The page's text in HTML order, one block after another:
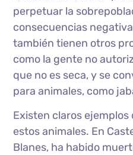
perpetuar la
consecuencias
también tienen otros
como la gente no
que no es seca, y se
para animales, como
Existen claros
estos animales. En
Blanes, ha habido